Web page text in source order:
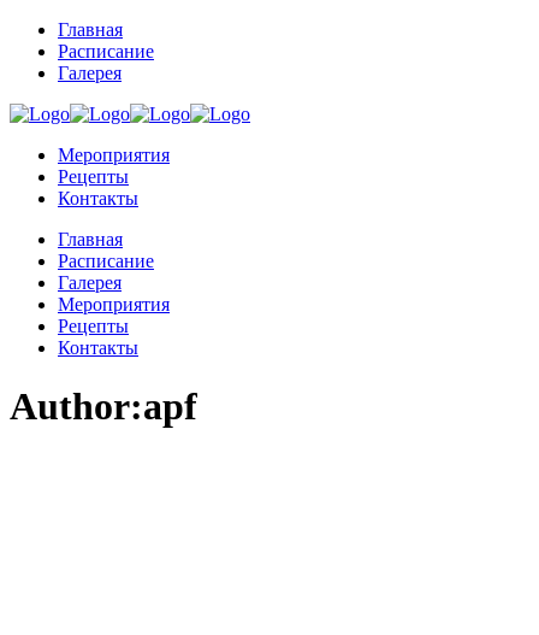
Главная
Расписание
Галерея
Мероприятия
Рецепты
Контакты
Главная
Расписание
Галерея
Мероприятия
Рецепты
Контакты
Author:apf